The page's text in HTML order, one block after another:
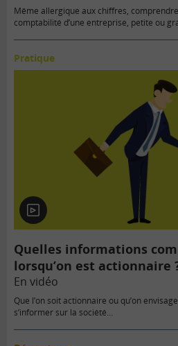
Même allergique aux chiffres,
comptabilité d’une entreprise, petite ou
Pratique
En
vidéo
Quelles informations
lorsqu’on est actionnaire
En vidéo
Que l’on soit actionnaire ou qu’on
s’informer sur la société…